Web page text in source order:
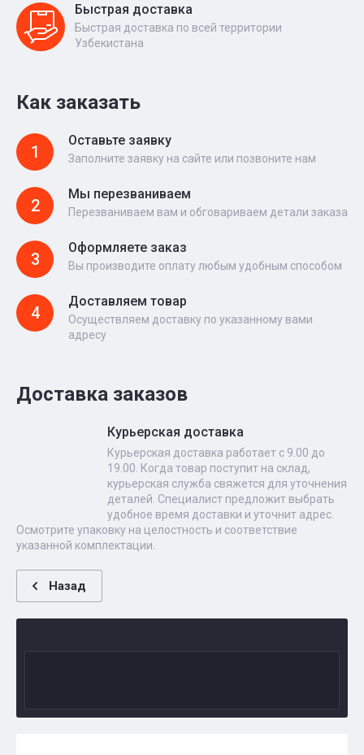
Быстрая доставка
Быстрая доставка по всей территории
Узбекистана
Как заказать
1
Оставьте заявку
Заполните заявку на сайте или позвоните нам
2
Мы перезваниваем
Перезваниваем вам и обговариваем детали заказа
3
Оформляете заказ
Вы производите оплату любым удобным способом
4
Доставляем товар
Осуществляем доставку по указанному вами
адресу
Доставка заказов
Курьерская доставка
Курьерская доставка работает с 9.00 до
19.00. Когда товар поступит на склад,
курьерская служба свяжется для уточнения
деталей. Специалист предложит выбрать
удобное время доставки и уточнит адрес.
Осмотрите упаковку на целостность и соответствие
указанной комплектации.
Назад